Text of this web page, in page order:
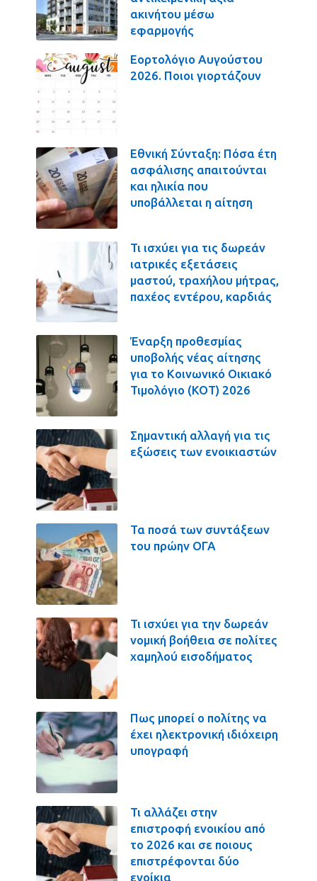
ακινήτου μέσω
εφαρμογής
Εορτολόγιο Αυγούστου
2026. Ποιοι γιορτάζουν
Εθνική Σύνταξη: Πόσα έτη
ασφάλισης απαιτούνται
και ηλικία που
υποβάλλεται η αίτηση
Τι ισχύει για τις δωρεάν
ιατρικές εξετάσεις
μαστού, τραχήλου μήτρας,
παχέος εντέρου, καρδιάς
Έναρξη προθεσμίας
υποβολής νέας αίτησης
για το Κοινωνικό Οικιακό
Τιμολόγιο (ΚΟΤ) 2026
Σημαντική αλλαγή για τις
εξώσεις των ενοικιαστών
Τα ποσά των συντάξεων
του πρώην ΟΓΑ
Τι ισχύει για την δωρεάν
νομική βοήθεια σε πολίτες
χαμηλού εισοδήματος
Πως μπορεί ο πολίτης να
έχει ηλεκτρονική ιδιόχειρη
υπογραφή
Τι αλλάζει στην
επιστροφή ενοικίου από
το 2026 και σε ποιους
επιστρέφονται δύο
ενοίκια